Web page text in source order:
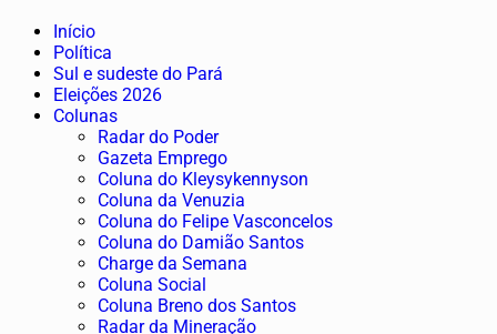
Início
Política
Sul e sudeste do Pará
Eleições 2026
Colunas
Radar do Poder
Gazeta Emprego
Coluna do Kleysykennyson
Coluna da Venuzia
Coluna do Felipe Vasconcelos
Coluna do Damião Santos
Charge da Semana
Coluna Social
Coluna Breno dos Santos
Radar da Mineração